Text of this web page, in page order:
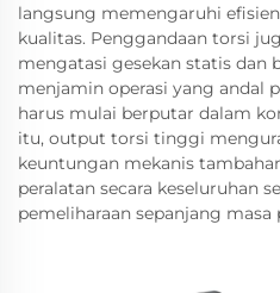
langsung memengaruhi
kualitas. Penggandaan torsi
mengatasi gesekan statis dan
menjamin operasi yang andal
harus mulai berputar dalam
itu, output torsi tinggi
keuntungan mekanis
peralatan secara keseluruhan
pemeliharaan sepanjang masa